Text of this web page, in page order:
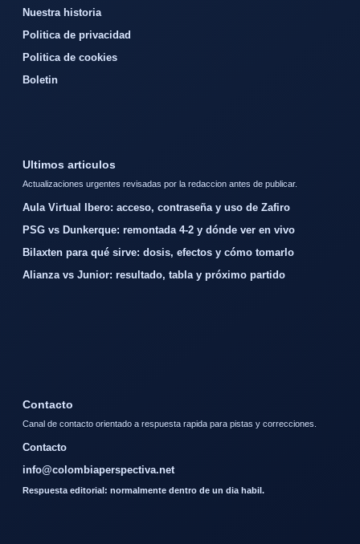
Nuestra historia
Politica de privacidad
Politica de cookies
Boletin
Ultimos articulos
Actualizaciones urgentes revisadas por la redaccion antes de publicar.
Aula Virtual Ibero: acceso, contraseña y uso de Zafiro
PSG vs Dunkerque: remontada 4-2 y dónde ver en vivo
Bilaxten para qué sirve: dosis, efectos y cómo tomarlo
Alianza vs Junior: resultado, tabla y próximo partido
Contacto
Canal de contacto orientado a respuesta rapida para pistas y correcciones.
Contacto
info@colombiaperspectiva.net
Respuesta editorial: normalmente dentro de un dia habil.